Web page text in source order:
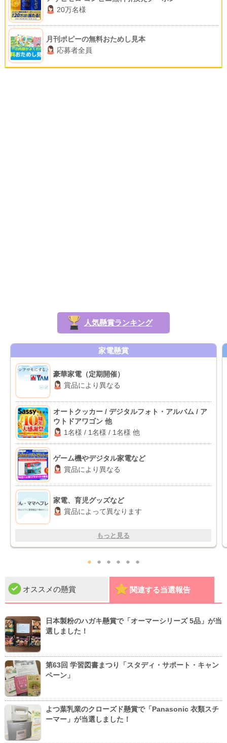
20万名様
月刊ポピーの無料おためし見本
応募者全員
人気懸賞ランキング
家電懸賞
豪華家電（定期開催）
賞品により異なる
オートクッカー / デジタルフォト・アルバム / ア
ウトドアワゴン 他
1名様 / 1名様 / 1名様 他
ゲーム機やデジタル家電など
賞品により異なる
家電、育児グッズなど
賞品によって異なります
もっと見る
● ● ● ● ● ●
オススメの懸賞 関連する当選報告
日本製粉のハガキ懸賞で「オーマーシリーズ 5品」が当
選しました！
第63回 学習図書まつり「スタディ・サポート・キャン
ペーン」
よつ葉乳業のクローズド懸賞で「Panasonic 衣類スチ
ーマー」が当選しました！